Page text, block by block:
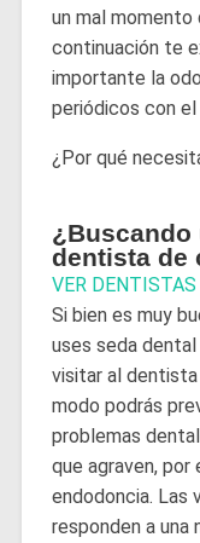
un mal momento
continuación te
importante la
periódicos con
¿Por qué
¿Buscando
dentista de
VER DENTISTAS
Si bien es muy
uses seda
visitar al
modo podrás
problemas
que agraven,
endodoncia. Las
responden a una